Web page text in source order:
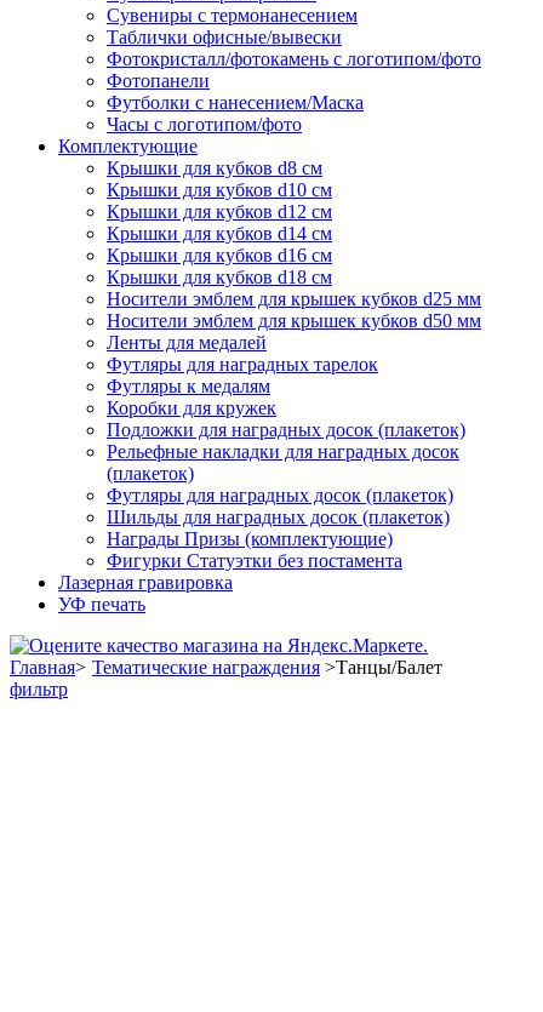
Сувениры с термонанесением
Таблички офисные/вывески
Фотокристалл/фотокамень с логотипом/фото
Фотопанели
Футболки с нанесением/Маска
Часы с логотипом/фото
Комплектующие
Крышки для кубков d8 см
Крышки для кубков d10 см
Крышки для кубков d12 см
Крышки для кубков d14 см
Крышки для кубков d16 см
Крышки для кубков d18 см
Носители эмблем для крышек кубков d25 мм
Носители эмблем для крышек кубков d50 мм
Ленты для медалей
Футляры для наградных тарелок
Футляры к медалям
Коробки для кружек
Подложки для наградных досок (плакеток)
Рельефные накладки для наградных досок
(плакеток)
Футляры для наградных досок (плакеток)
Шильды для наградных досок (плакеток)
Награды Призы (комплектующие)
Фигурки Статуэтки без постамента
Лазерная гравировка
УФ печать
Главная> Тематические награждения >Танцы/Балет
фильтр